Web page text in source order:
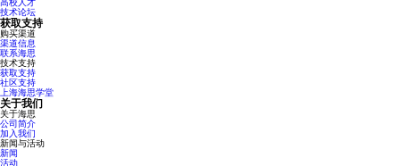
技术论坛
获取支持
购买渠道
渠道信息
联系海思
技术支持
获取支持
社区支持
上海海思学堂
关于我们
关于海思
公司简介
加入我们
新闻与活动
新闻
活动